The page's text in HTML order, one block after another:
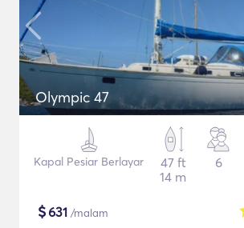
Olympic 47
Kapal Pesiar Berlayar
47 ft
14 m
6
$631 /malam